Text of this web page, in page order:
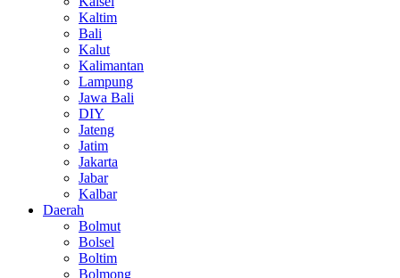
Kaltim
Bali
Kalut
Kalimantan
Lampung
Jawa Bali
DIY
Jateng
Jatim
Jakarta
Jabar
Kalbar
Daerah
Bolmut
Bolsel
Boltim
Bolmong